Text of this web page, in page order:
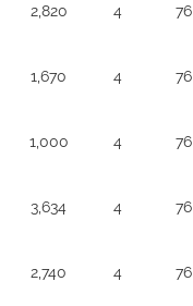
2,820 4 76
1,670 4 76
1,000 4 76
3,634 4 76
2,740 4 76